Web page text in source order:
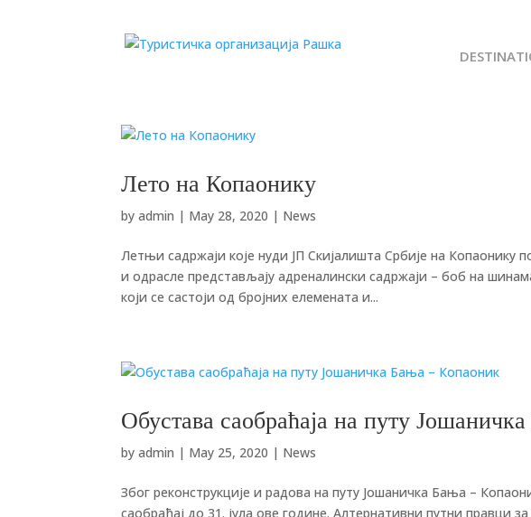
Лето на Копаонику
byadmin | May 28, 2020 | News
Летњи садржаји које нуди ЈП Скијалишта Србије на
и одрасле представљају адреналински садржаји – боб на
који се састоји од бројних елемената и...
Обустава саобраћаја на путу
byadmin | May 25, 2020 | News
Због реконструкције и радова на путу Јошаничка Бања –
саобраћај до 31. јула ове године. Алтернативни путни правци